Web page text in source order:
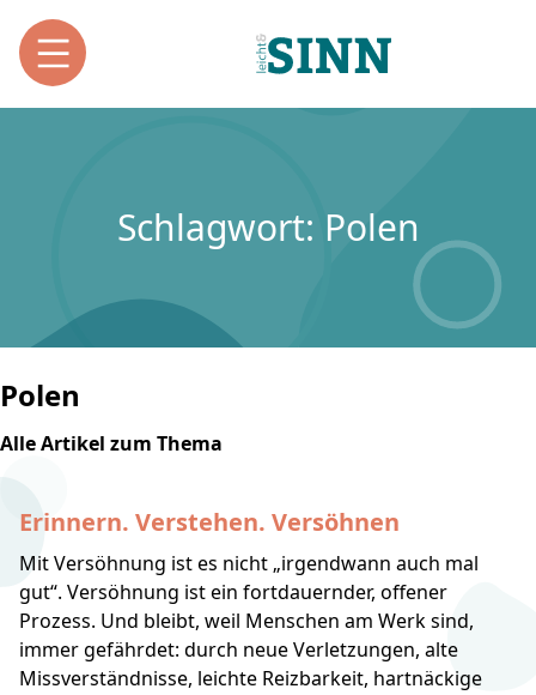
Schlagwort: Polen
Polen
Alle Artikel zum Thema
Erinnern. Verstehen. Versöhnen
Mit Versöhnung ist es nicht „irgendwann auch mal
gut“. Versöhnung ist ein fortdauernder, offener
Prozess. Und bleibt, weil Menschen am Werk sind,
immer gefährdet: durch neue Verletzungen, alte
Missverständnisse, leichte Reizbarkeit, hartnäckige